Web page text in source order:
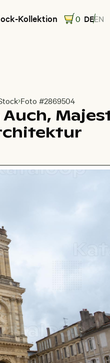
Kollektion 0 DEEN
Homepage
Foto #2869504